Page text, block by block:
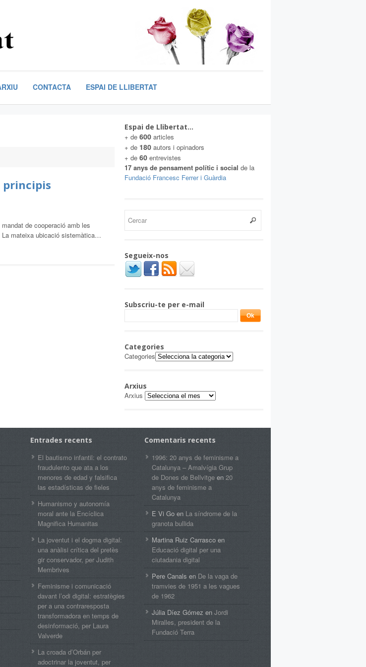
CONTACTA ESPAI DE LLIBERTAT
principis
de cooperació amb les
La mateixa ubicació sistemàtica…
Espai de Llibertat…
+ de 600 articles
+ de 180 autors i opinadors
+ de 60 entrevistes
17 anys de pensament polític i social de la
Fundació Francesc Ferrer i Guàrdia
Segueix-nos
Subscriu-te per e-mail
Categories
Categories
Arxius
Arxius
Entrades recents
El bautismo infantil: el contrato
fraudulento que ata a los
menores de edad y falsifica
las estadísticas de fieles
Humanismo y autonomía
moral ante la Encíclica
Magnifica Humanitas
La joventut i el dogma digital:
una anàlisi crítica del pretès
gir conservador, per Judith
Membrives
Feminisme i comunicació
davant l’odi digital: estratègies
per a una contraresposta
transformadora en temps de
desinformació, per Laura
Valverde
La croada d’Orbán per
adoctrinar la joventut, per
Comentaris recents
1996: 20 anys de feminisme a
Catalunya – Amalvígia Grup
de Dones de Bellvitge en 20
anys de feminisme a
Catalunya
E Vi Go en La síndrome de la
granota bullida
Martina Ruiz Carrasco en
Educació digital per una
ciutadania digital
Pere Canals en De la vaga de
tramvies de 1951 a les vagues
de 1962
Júlia Díez Gómez en Jordi
Miralles, president de la
Fundació Terra